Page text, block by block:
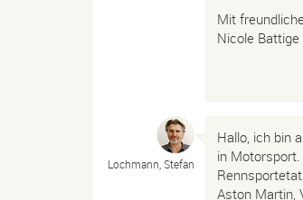
Mit
Nicole Battige
Lochmann, Stefan
Hallo, ich bin
in
Aston Martin,